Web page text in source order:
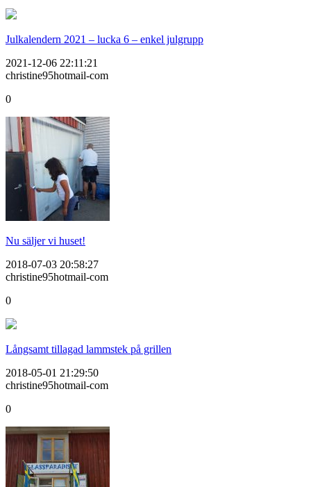
Julkalendern 2021 – lucka 6 – enkel julgrupp
2021-12-06 22:11:21
christine95hotmail-com
0
Nu säljer vi huset!
2018-07-03 20:58:27
christine95hotmail-com
0
Långsamt tillagad lammstek på grillen
2018-05-01 21:29:50
christine95hotmail-com
0